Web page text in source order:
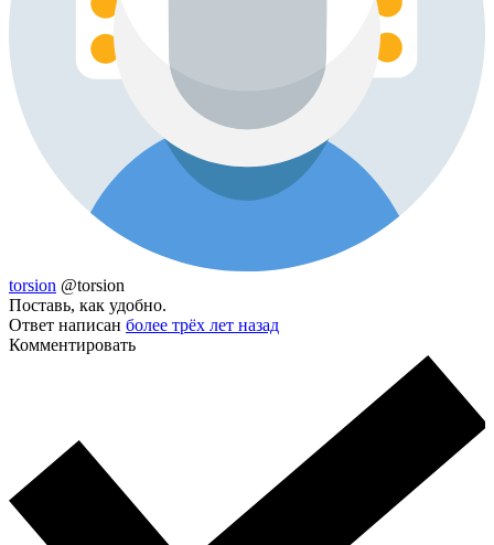
torsion @torsion
Поставь, как удобно.
Ответ написан более трёх лет назад
Комментировать